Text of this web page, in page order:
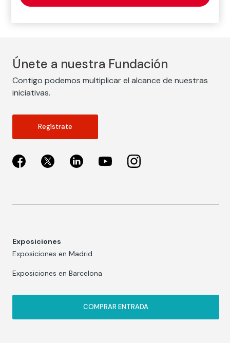
Únete a nuestra Fundación
Contigo podemos multiplicar el alcance de nuestras
iniciativas.
Regístrate
Exposiciones
Exposiciones en Madrid
Exposiciones en Barcelona
COMPRAR ENTRADA